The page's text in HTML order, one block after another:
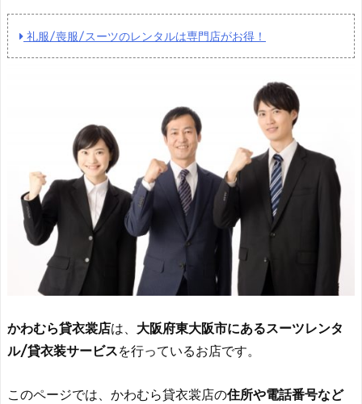
礼服/喪服/スーツのレンタルは専門店がお得！
かわむら貸衣裳店は、 大阪府東大阪市にあるスーツレンタ
ル/貸衣装サービスを行っているお店です。
このページでは、かわむら貸衣裳店の住所や電話番号など